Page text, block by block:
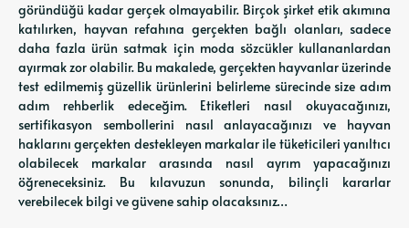
göründüğü kadar gerçek olmayabilir. Birçok şirket etik akımına
katılırken, hayvan refahına gerçekten bağlı olanları, sadece
daha fazla ürün satmak için moda sözcükler kullananlardan
ayırmak zor olabilir. Bu makalede, gerçekten hayvanlar üzerinde
test edilmemiş güzellik ürünlerini belirleme sürecinde size adım
adım rehberlik edeceğim. Etiketleri nasıl okuyacağınızı,
sertifikasyon sembollerini nasıl anlayacağınızı ve hayvan
haklarını gerçekten destekleyen markalar ile tüketicileri yanıltıcı
olabilecek markalar arasında nasıl ayrım yapacağınızı
öğreneceksiniz. Bu kılavuzun sonunda, bilinçli kararlar
verebilecek bilgi ve güvene sahip olacaksınız…